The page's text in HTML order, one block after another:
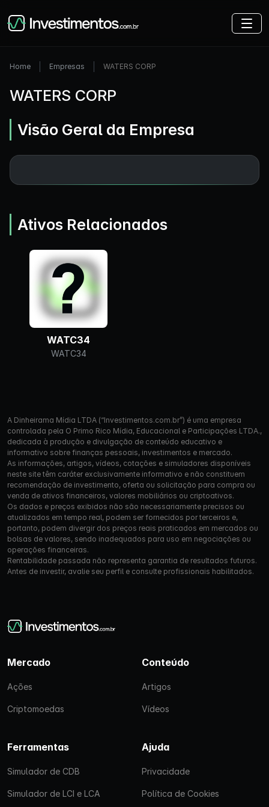
Home Empresas WATERS CORP
WATERS CORP
Visão Geral da Empresa
Ativos Relacionados
WATC34
WATC34
A Dinheirama Mídia LTDA (“Investimentos.com.br”) é uma empresa
controlada pela O Primo Rico Mídia, Educacional e Participações LTDA.,
dedicada à produção e divulgação de conteúdo educativo e
informativo sobre finanças pessoais, investimentos e mercado.
As informações, artigos, vídeos, cotações e simuladores disponíveis
neste site têm caráter exclusivamente informativo e não constituem
recomendação de investimento, oferta ou solicitação para compra ou
venda de ativos financeiros, valores mobiliários ou criptoativos.
Os dados e preços exibidos não são necessariamente precisos ou
atualizados em tempo real, podem ser fornecidos por terceiros e,
portanto, podem divergir dos preços reais praticados em mercados ou
bolsas de valores, sendo inadequados para uso em negociações ou
operações financeiras.
Rentabilidade passada não representa garantia de resultados futuros.
Antes de investir, avalie seu perfil e consulte profissionais habilitados.
Mercado
Ações
Criptomoedas
Conteúdo
Artigos
Vídeos
Ferramentas
Simulador de CDB
Simulador de LCI e LCA
Ajuda
Privacidade
Política de Cookies